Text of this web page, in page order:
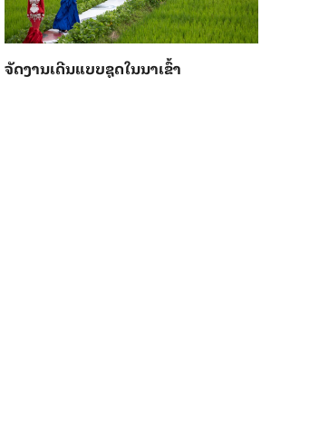
ຈັດງານເດີນແບບຊຸດໃນນາເຂົ້າ